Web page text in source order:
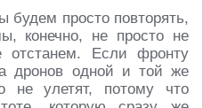
просто повторять,
конечно, не просто не
Если фронту
дронов одной и той же
не улетят, потому что